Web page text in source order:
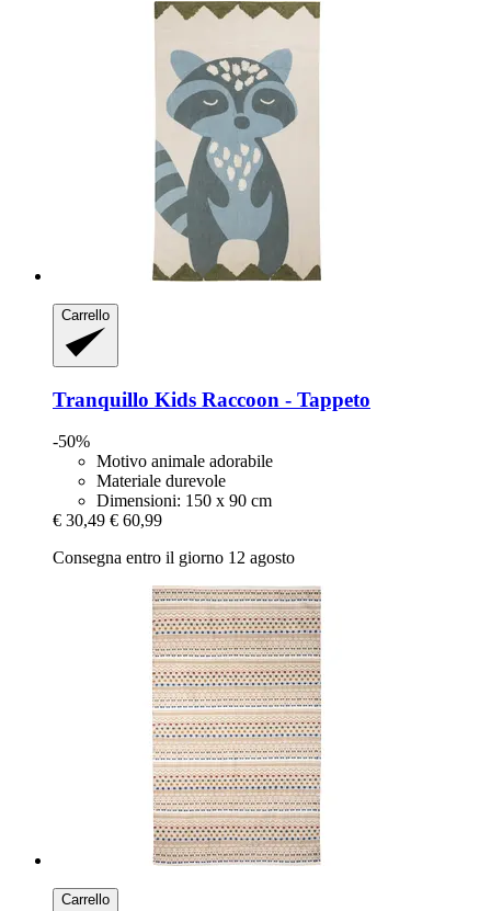
Carrello
Tranquillo Kids Raccoon -​ Tappeto
-50%
Motivo animale adorabile
Materiale durevole
Dimensioni: 150 x 90 cm
€ 30,49 € 60,99
Consegna entro il giorno 12 agosto
Carrello